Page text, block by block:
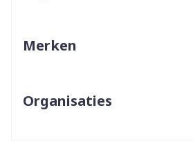
Merken
Organisaties